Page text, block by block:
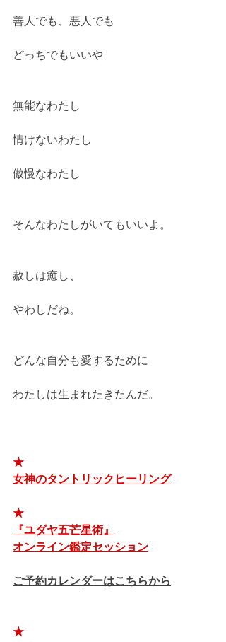
善人でも、悪人でも
どっちでもいいや
無能なわたし
情けないわたし
傲慢なわたし
そんなわたしがいてもいいよ。
赦しは癒し、
やわしだね。
どんな自分も愛するために
わたしは生まれたきたんだ。
★
女神のタントリックヒーリング
★
『ユダヤ五芒星術』
オンライン鑑定セッション
ご予約カレンダーはこちらから
★